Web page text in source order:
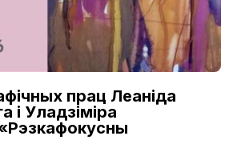
прац Леаніда
і Уладзіміра